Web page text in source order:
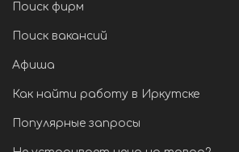
Поиск фирм
Поиск вакансий
Афиша
Как найти работу в Иркутске
Популярные запросы